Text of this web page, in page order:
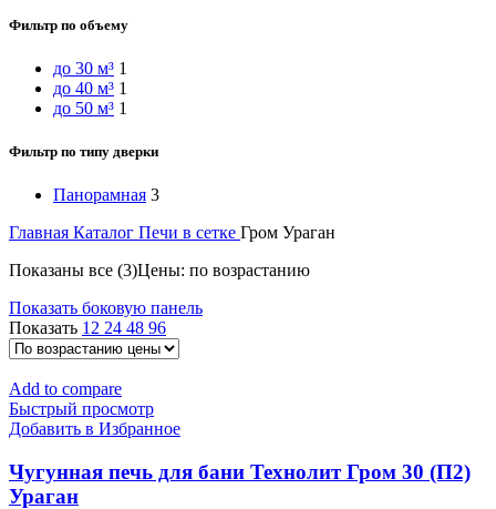
Фильтр по объему
до 30 м³ 1
до 40 м³ 1
до 50 м³ 1
Фильтр по типу дверки
Панорамная 3
Главная Каталог Печи в сетке Гром Ураган
Показаны все (3)Цены: по возрастанию
Показать боковую панель
Показать 12 24 48 96
Add to compare
Быстрый просмотр
Добавить в Избранное
Чугунная печь для бани Технолит Гром 30 (П2)
Ураган